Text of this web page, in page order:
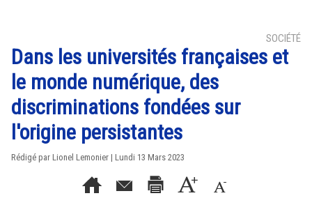
SOCIÉTÉ
Dans les universités françaises et
le monde numérique, des
discriminations fondées sur
l'origine persistantes
Rédigé par Lionel Lemonier | Lundi 13 Mars 2023